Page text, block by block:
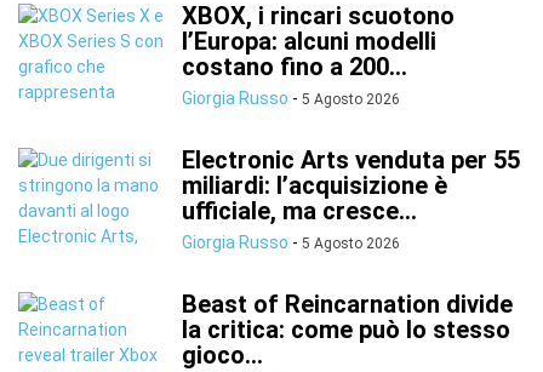
XBOX, i rincari scuotono
l’Europa: alcuni modelli
costano fino a 200...
Giorgia Russo - 5 Agosto 2026
Electronic Arts venduta per 55
miliardi: l’acquisizione è
ufficiale, ma cresce...
Giorgia Russo - 5 Agosto 2026
Beast of Reincarnation divide
la critica: come può lo stesso
gioco...